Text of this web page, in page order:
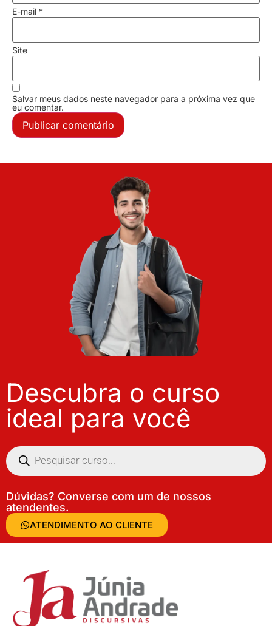
E-mail *
Site
Salvar meus dados neste navegador para a próxima vez que
eu comentar.
Descubra o curso
ideal para você
Dúvidas? Converse com um de nossos
atendentes.
ATENDIMENTO AO CLIENTE